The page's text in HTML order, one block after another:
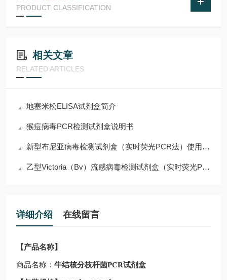
PRODUCT CLASSIFICATION
相关文章
RELATED ARTICLES
地塞米松ELISA试剂盒简介
猴痘病毒PCR检测试剂盒说明书
新型布尼亚病毒检测试剂盒（实时荧光PCR法）使用说明
乙型Victoria（Bv）流感病毒检测试剂盒（实时荧光PCR法）使用说明
详细介绍 在线留言
【产品名称】
商品名称： 牛结核分枝杆菌PCR试剂盒